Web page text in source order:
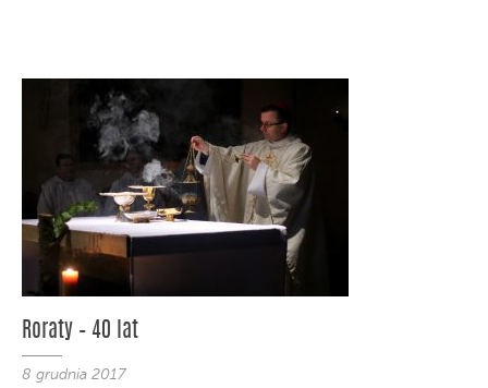
Roraty – 40 lat
8 grudnia 2017